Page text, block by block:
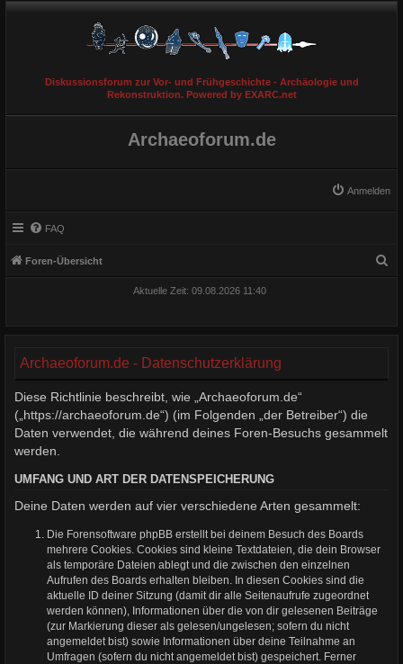
Diskussionsforum zur Vor- und Frühgeschichte - Archäologie und
Rekonstruktion. Powered by EXARC.net
Archaeoforum.de
Anmelden
FAQ
Foren-Übersicht
Aktuelle Zeit: 09.08.2026 11:40
Archaeoforum.de - Datenschutzerklärung
Diese Richtlinie beschreibt, wie „Archaeoforum.de“
(„https://archaeoforum.de“) (im Folgenden „der Betreiber“) die
Daten verwendet, die während deines Foren-Besuchs gesammelt
werden.
UMFANG UND ART DER DATENSPEICHERUNG
Deine Daten werden auf vier verschiedene Arten gesammelt:
Die Forensoftware phpBB erstellt bei deinem Besuch des Boards
mehrere Cookies. Cookies sind kleine Textdateien, die dein Browser
als temporäre Dateien ablegt und die zwischen den einzelnen
Aufrufen des Boards erhalten bleiben. In diesen Cookies sind die
aktuelle ID deiner Sitzung (damit dir alle Seitenaufrufe zugeordnet
werden können), Informationen über die von dir gelesenen Beiträge
(zur Markierung dieser als gelesen/ungelesen; sofern du nicht
angemeldet bist) sowie Informationen über deine Teilnahme an
Umfragen (sofern du nicht angemeldet bist) gespeichert. Ferner